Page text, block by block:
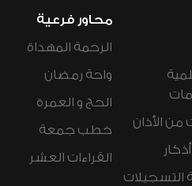
من الأذان
التسجيلات
محاور فرعية
الرحمة المهداة
واحة رمضان
الحج و العمرة
خطب جمعة
القراءات العشر